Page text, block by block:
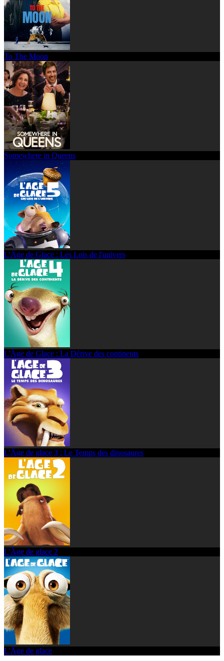
To The Moon
Somewhere in Queens
L'Âge de Glace : Les Lois de l'univers
L'Âge de Glace : La Dérive des continents
L'Âge de glace 3 : Le Temps des dinosaures
L'Âge de glace 2
L'Âge de glace